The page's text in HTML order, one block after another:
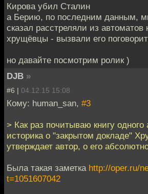
Кирова убил Сталин
а Берию, по последним данным,
сказал расстреляли из автоматов
хрущёвцы - вызвали его
но давайте посмотрим ролик )
DJB »
#6 | 04.12.15 15:08
Кому: human_san, #3
> Как раз почитываю книгу одного
историка о "закрытом докладе"
утверждает автор, о его
Была такая заметка http://oper.ru/
t=1051607042